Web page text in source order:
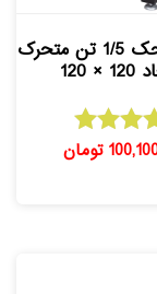
باسکول محک 1/5 تن متحرک
× 120
امتیاز
5.00
تومان